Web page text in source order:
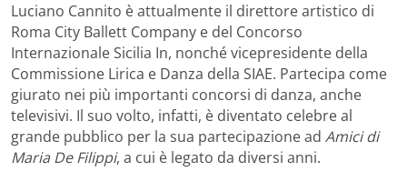
Luciano Cannito è attualmente il direttore artistico di
Roma City Ballett Company e del Concorso
Internazionale Sicilia In, nonché vicepresidente della
Commissione Lirica e Danza della SIAE. Partecipa come
giurato nei più importanti concorsi di danza, anche
televisivi. Il suo volto, infatti, è diventato celebre al
grande pubblico per la sua partecipazione ad Amici di
Maria De Filippi, a cui è legato da diversi anni.